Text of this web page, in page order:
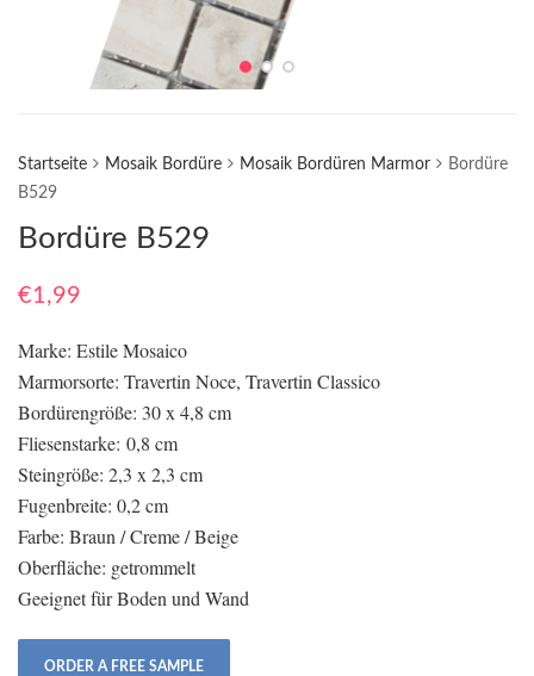
Startseite Mosaik Bordüre Mosaik Bordüren Marmor
Bordüre
B529
Bordüre B529
€1,99
Marke: Estile Mosaico
Marmorsorte: Travertin Noce, Travertin Classico
Bordürengröße: 30 x 4,8 cm
Fliesenstarke: 0,8 cm
Steingröße: 2,3 x 2,3 cm
Fugenbreite: 0,2 cm
Farbe: Braun / Creme / Beige
Oberfläche: getrommelt
Geeignet für Boden und Wand
ORDER A FREE SAMPLE